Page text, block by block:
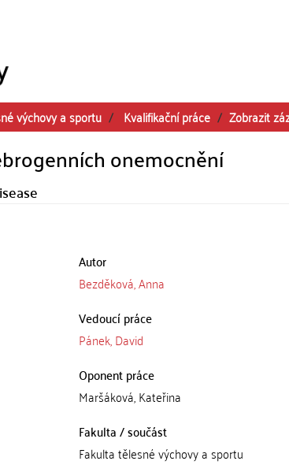
výchovy a sportu Kvalifikační práce Zobrazit
onemocnění
Autor
Bezděková, Anna
Vedoucí práce
Pánek, David
Oponent práce
Maršáková, Kateřina
Fakulta / součást
Fakulta tělesné výchovy a sportu